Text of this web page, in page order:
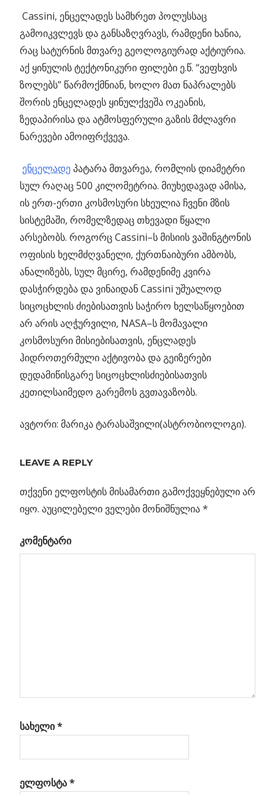
Cassini, ენცელადეს სამხრეთ პოლუსსაც
გამოიკვლევს და განსაზღვრავს, რამდენი ხანია,
რაც სატურნის მთვარე გეოლოგიურად აქტიურია.
აქ ყინულის ტექტონიკური ფილები ე.წ. “ვეფხვის
ზოლებს” წარმოქმნიან, ხოლო მათ ნაპრალებს
შორის ენცელადეს ყინულქვეშა ოკეანის,
ზედაპირისა და ატმოსფერული გაზის მძლავრი
ნარევები ამოიფრქვევა.
ენცელადეპატარა მთვარეა, რომლის დიამეტრი
სულ რაღაც 500 კილომეტრია. მიუხედავად ამისა,
ის ერთ-ერთი კოსმოსური სხეულია ჩვენი მზის
სისტემაში, რომელზედაც თხევადი წყალი
არსებობს. როგორც Cassini–ს მისიის ვაშინგტონის
ოფისის ხელმძღვანელი, ქურთნაიბური ამბობს,
ანალიზებს, სულ მცირე, რამდენიმე კვირა
დასჭირდება და ვინაიდან Cassini უშუალოდ
სიცოცხლის ძიებისათვის საჭირო ხელსაწყოებით
არ არის აღჭურვილი, NASA–ს მომავალი
კოსმოსური მისიებისათვის, ენცლადეს
ჰიდროთერმული აქტივობა და გეიზერები
დედამიწისგარე სიცოცხლისძიებისათვის
კეთილსაიმედო გარემოს გვთავაზობს.
ავტორი: მარიკა ტარასაშვილი(ასტრობიოლოგი).
ნავიგაცია
Previous
მისია „ახალი
ათი მთავარი
აღმოჩენა
LEAVE A REPLY
თქვენი ელფოსტის მისამართი გამოქვეყნებული არ
იყო. აუცილებელი ველები მონიშნულია*
კომენტარი
სახელი*
ელფოსტა*